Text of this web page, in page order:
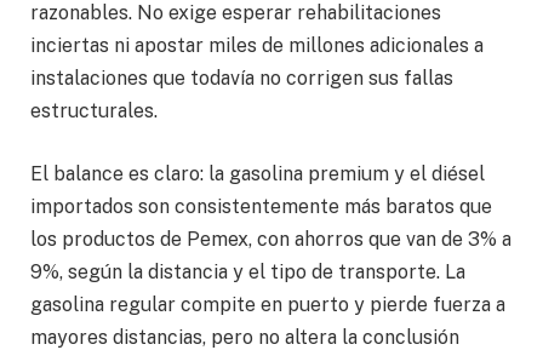
razonables. No exige esperar rehabilitaciones
inciertas ni apostar miles de millones adicionales a
instalaciones que todavía no corrigen sus fallas
estructurales.
El balance es claro: la gasolina premium y el diésel
importados son consistentemente más baratos que
los productos de Pemex, con ahorros que van de 3% a
9%, según la distancia y el tipo de transporte. La
gasolina regular compite en puerto y pierde fuerza a
mayores distancias, pero no altera la conclusión